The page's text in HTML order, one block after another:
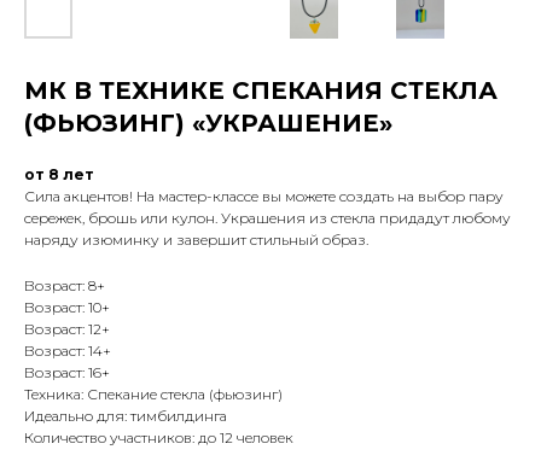
МК В ТЕХНИКЕ СПЕКАНИЯ СТЕКЛА
(ФЬЮЗИНГ) «УКРАШЕНИЕ»
от 8 лет
Сила акцентов! На мастер-классе вы можете создать на выбор пару
сережек, брошь или кулон. Украшения из стекла придадут любому
наряду изюминку и завершит стильный образ.
Возраст: 8+
Возраст: 10+
Возраст: 12+
Возраст: 14+
Возраст: 16+
Техника: Спекание стекла (фьюзинг)
Идеально для: тимбилдинга
Количество участников: до 12 человек